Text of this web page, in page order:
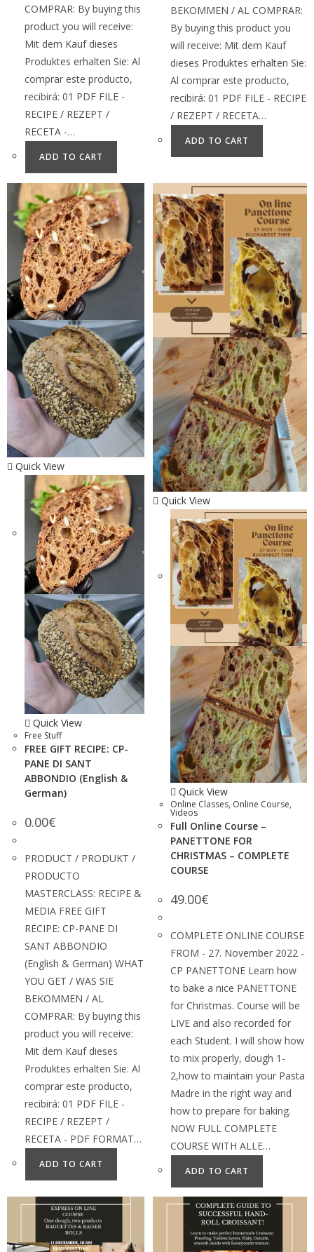
COMPRAR: By buying this
product you will receive:
Mit dem Kauf dieses
Produktes erhalten Sie: Al
comprar este producto,
recibirá: 01 PDF FILE -
RECIPE / REZEPT /
RECETA -…
ADD TO CART
BEKOMMEN / AL COMPRAR:
By buying this product you
will receive: Mit dem Kauf
dieses Produktes erhalten Sie:
Al comprar este producto,
recibirá: 01 PDF FILE - RECIPE
/ REZEPT / RECETA…
ADD TO CART
Quick View
Quick View
Free Stuff
FREE GIFT RECIPE: CP-
PANE DI SANT
ABBONDIO (English &
German)
0.00€
PRODUCT / PRODUKT /
PRODUCTO
MASTERCLASS: RECIPE &
MEDIA FREE GIFT
RECIPE: CP-PANE DI
SANT ABBONDIO
(English & German) WHAT
YOU GET / WAS SIE
BEKOMMEN / AL
COMPRAR: By buying this
product you will receive:
Mit dem Kauf dieses
Produktes erhalten Sie: Al
comprar este producto,
recibirá: 01 PDF FILE -
RECIPE / REZEPT /
RECETA - PDF FORMAT…
ADD TO CART
Quick View
Quick View
Online Classes, Online Course,
Videos
Full Online Course –
PANETTONE FOR
CHRISTMAS – COMPLETE
COURSE
49.00€
COMPLETE ONLINE COURSE
FROM - 27. November 2022 -
CP PANETTONE Learn how
to bake a nice PANETTONE
for Christmas. Course will be
LIVE and also recorded for
each Student. I will show how
to mix properly, dough 1-
2,how to maintain your Pasta
Madre in the right way and
how to prepare for baking.
NOW FULL COMPLETE
COURSE WITH ALLE…
ADD TO CART